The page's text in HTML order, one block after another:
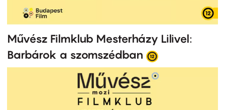
Művész Filmklub Mesterházy Lilivel:
Barbárok a szomszédban